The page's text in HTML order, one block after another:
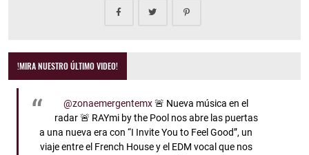
!MIRA NUESTRO ÚLTIMO VIDEO!
@zonaemergentemx🚨 Nueva música en el
radar 🚨 RAYmi by the Pool nos abre las puertas
a una nueva era con “I Invite You to Feel Good”, un
viaje entre el French House y el EDM vocal que nos